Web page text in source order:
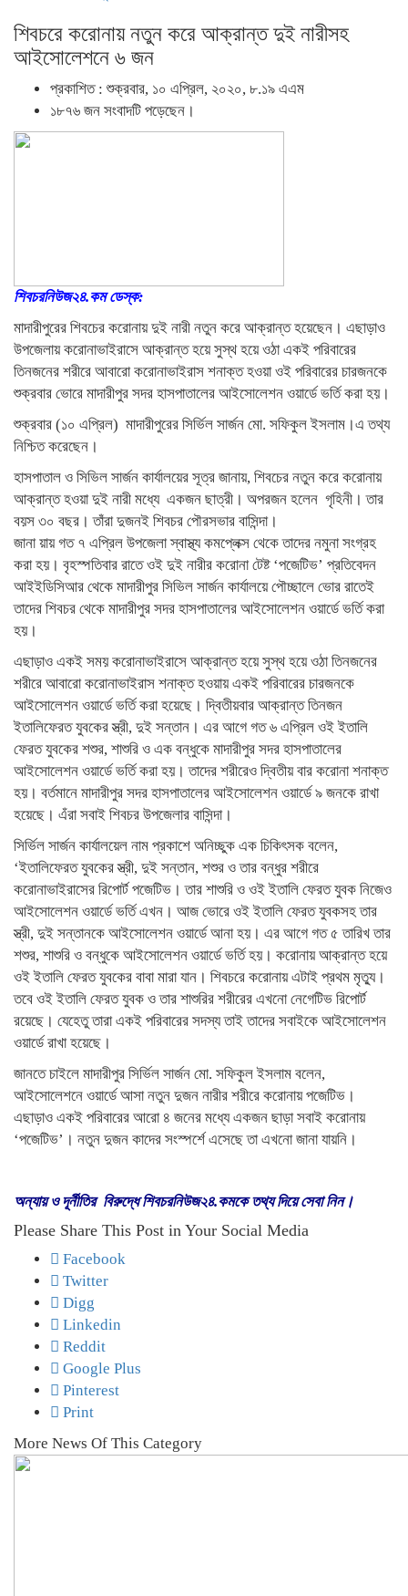
শিবচরে করোনায় নতুন করে আক্রান্ত দুই নারীসহ
আইসোলেশনে ৬ জন
প্রকাশিত : শুক্রবার, ১০ এপ্রিল, ২০২০, ৮.১৯ এএম
১৮৭৬ জন সংবাদটি পড়েছেন।
শিবচরনিউজ২৪.কম ডেস্ক:
মাদারীপুরের শিবচের করোনায় দুই নারী নতুন করে আক্রান্ত হয়েছেন। এছাড়াও
উপজেলায় করোনাভাইরাসে আক্রান্ত হয়ে সুস্থ হয়ে ওঠা একই পরিবারের
তিনজনের শরীরে আবারো করোনাভাইরাস শনাক্ত হওয়া ওই পরিবারের চারজনকে
শুক্রবার ভোরে মাদারীপুর সদর হাসপাতালের আইসোলেশন ওয়ার্ডে ভর্তি করা হয়।
শুক্রবার (১০ এপ্রিল) মাদারীপুরের সির্ভিল সার্জন মো. সফিকুল ইসলাম।এ তথ্য
নিশ্চিত করেছেন।
হাসপাতাল ও সিভিল সার্জন কার্যালয়ের সূত্র জানায়, শিবচের নতুন করে করোনায়
আক্রান্ত হওয়া দুই নারী মধ্যে একজন ছাত্রী। অপরজন হলেন গৃহিনী। তার
বয়স ৩০ বছর। তাঁরা দুজনই শিবচর পৌরসভার বাসিন্দা।
জানা য়ায় গত ৭ এপ্রিল উপজেলা স্বাস্থ্য কমপ্লেক্স থেকে তাদের নমুনা সংগ্রহ
করা হয়। বৃহস্পতিবার রাতে ওই দুই নারীর করোনা টেষ্ট ‘পজেটিভ’ প্রতিবেদন
আইইডিসিআর থেকে মাদারীপুর সিভিল সার্জন কার্যালয়ে পৌচ্ছালে ভোর রাতেই
তাদের শিবচর থেকে মাদারীপুর সদর হাসপাতালের আইসোলেশন ওয়ার্ডে ভর্তি করা
হয়।
এছাড়াও একই সময় করোনাভাইরাসে আক্রান্ত হয়ে সুস্থ হয়ে ওঠা তিনজনের
শরীরে আবারো করোনাভাইরাস শনাক্ত হওয়ায় একই পরিবারের চারজনকে
আইসোলেশন ওয়ার্ডে ভর্তি করা হয়েছে। দ্বিতীয়বার আক্রান্ত তিনজন
ইতালিফেরত যুবকের স্ত্রী, দুই সন্তান। এর আগে গত ৬ এপ্রিল ওই ইতালি
ফেরত যুবকের শশুর, শাশুরি ও এক বন্ধুকে মাদারীপুর সদর হাসপাতালের
আইসোলেশন ওয়ার্ডে ভর্তি করা হয়। তাদের শরীরেও দ্বিতীয় বার করোনা শনাক্ত
হয়। বর্তমানে মাদারীপুর সদর হাসপাতালের আইসোলেশন ওয়ার্ডে ৯ জনকে রাখা
হয়েছে। এঁরা সবাই শিবচর উপজেলার বাসিন্দা।
সির্ভিল সার্জন কার্যালয়েল নাম প্রকাশে অনিচ্ছুক এক চিকিৎসক বলেন,
‘ইতালিফেরত যুবকের স্ত্রী, দুই সন্তান, শশুর ও তার বন্ধুর শরীরে
করোনাভাইরাসের রিপোর্ট পজেটিভ। তার শাশুরি ও ওই ইতালি ফেরত যুবক নিজেও
আইসোলেশন ওয়ার্ডে ভর্তি এখন। আজ ভোরে ওই ইতালি ফেরত যুবকসহ তার
স্ত্রী, দুই সন্তানকে আইসোলেশন ওয়ার্ডে আনা হয়। এর আগে গত ৫ তারিখ তার
শশুর, শাশুরি ও বন্ধুকে আইসোলেশন ওয়ার্ডে ভর্তি হয়। করোনায় আক্রান্ত হয়ে
ওই ইতালি ফেরত যুবকের বাবা মারা যান। শিবচরে করোনায় এটাই প্রথম মৃত্যু।
তবে ওই ইতালি ফেরত যুবক ও তার শাশুরির শরীরের এখনো নেগেটিভ রিপোর্ট
রয়েছে। যেহেতু তারা একই পরিবারের সদস্য তাই তাদের সবাইকে আইসোলেশন
ওয়ার্ডে রাখা হয়েছে।
জানতে চাইলে মাদারীপুর সির্ভিল সার্জন মো. সফিকুল ইসলাম বলেন,
আইসোলেশনে ওয়ার্ডে আসা নতুন দুজন নারীর শরীরে করোনায় পজেটিভ।
এছাড়াও একই পরিবারের আরো ৪ জনের মধ্যে একজন ছাড়া সবাই করোনায়
‘পজেটিভ’। নতুন দুজন কাদের সংস্পর্শে এসেছে তা এখনো জানা যায়নি।
অন্যায় ও দূর্নীতির বিরুদ্ধে শিবচরনিউজ২৪.কমকে তথ্য দিয়ে সেবা নিন।
Please Share This Post in Your Social Media
Facebook
Twitter
Digg
Linkedin
Reddit
Google Plus
Pinterest
Print
More News Of This Category